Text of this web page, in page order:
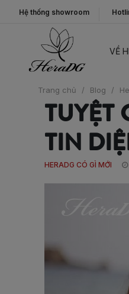
Hệ thống showroom
VỀ
Trang chủ / Blog /
TUYỆT
TIN
HERADG CÓ GÌ MỚI